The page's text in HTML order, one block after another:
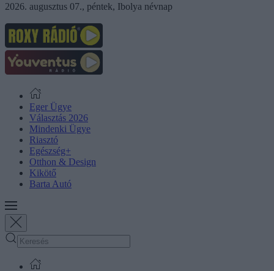
2026. augusztus 07., péntek, Ibolya névnap
Eger Ügye
Választás 2026
Mindenki Ügye
Riasztó
Egészség+
Otthon & Design
Kikötő
Barta Autó